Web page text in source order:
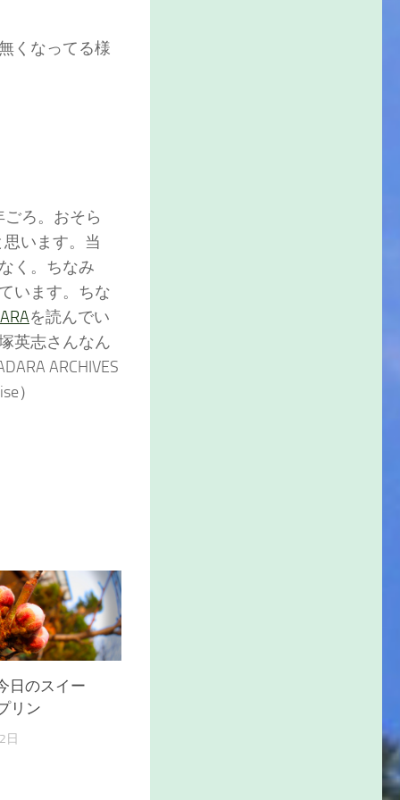
くなってる様
ろ。おそら
います。当
く。ちなみ
います。ちな
を読んでい
英志さんなん
ARCHIVES
）
日のスイー
リン
日